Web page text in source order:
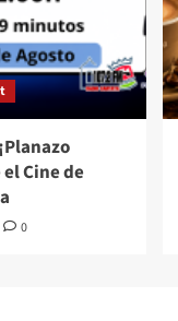
Cine de
0